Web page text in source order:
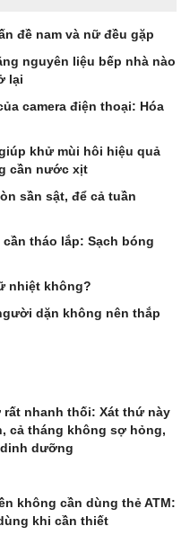
đề nam và nữ đều gặp
nguyên liệu bếp nhà nào
lại
camera điện thoại: Hóa
khử mùi hôi hiệu quả
cần nước xịt
sần sật, để cả tuần
tháo lắp: Sạch bóng
nhiệt không?
dặn không nên thắp
rất nhanh thối: Xát thứ này
cả tháng không sợ hỏng,
dưỡng
không cần dùng thẻ ATM:
khi cần thiết